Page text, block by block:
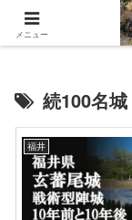
続100名城
福井
メニュー